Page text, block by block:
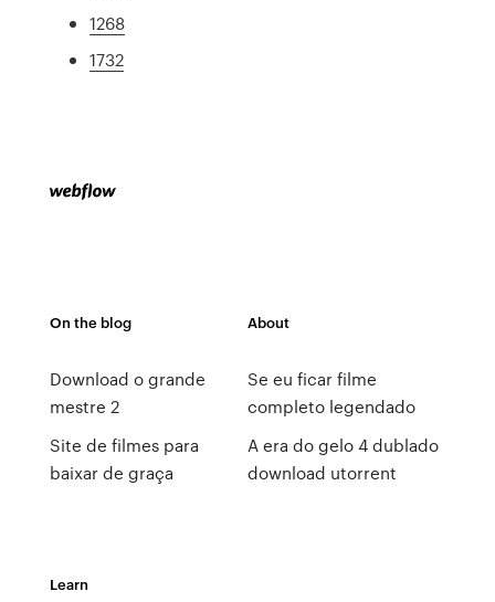
1268
1732
On the blog
Download o grande
mestre 2
Site de filmes para
baixar de graça
About
Se eu ficar filme
completo legendado
A era do gelo 4 dublado
download utorrent
Learn